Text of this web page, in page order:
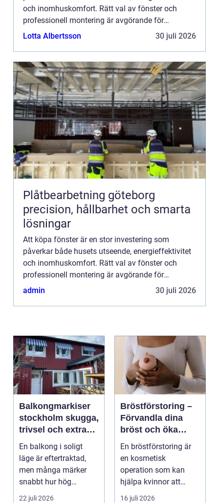
och inomhuskomfort. Rätt val av fönster och
professionell montering är avgörande för
långsiktig h&...
Lotta Albertsson 30 juli 2026
Plåtbearbetning göteborg
precision, hållbarhet och smarta
lösningar
Att köpa fönster är en stor investering som
påverkar både husets utseende, energieffektivitet
och inomhuskomfort. Rätt val av fönster och
professionell montering är avgörande för
långsiktig h&...
admin 30 juli 2026
Balkongmarkiser
stockholm skugga,
trivsel och extra
rum utomhus
En balkong i soligt
läge är eftertraktad,
men många märker
snabbt hur hög
värmen kan bli under
22 juli 2026
Bröstförstoring –
Förvandla dina
bröst och öka
självförtroendet
En bröstförstoring är
en kosmetisk
operation som kan
hjälpa kvinnor att
uppn&ari...
16 juli 2026